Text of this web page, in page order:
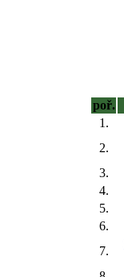
poř.
1.
2.
3.
4.
5.
6.
7.